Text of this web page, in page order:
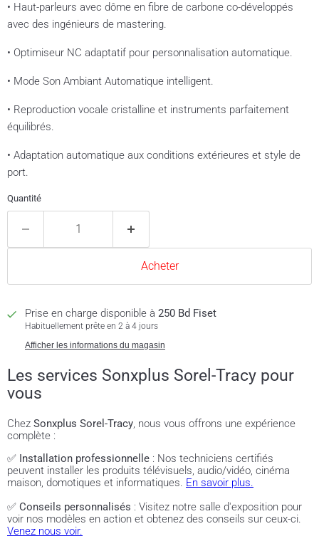
• Haut-parleurs avec dôme en fibre de carbone co-développés
avec des ingénieurs de mastering.
• Optimiseur NC adaptatif pour personnalisation automatique.
• Mode Son Ambiant Automatique intelligent.
• Reproduction vocale cristalline et instruments parfaitement
équilibrés.
• Adaptation automatique aux conditions extérieures et style de
port.
Quantité
Acheter
Prise en charge disponible à 250 Bd Fiset
Habituellement prête en 2 à 4 jours
Afficher les informations du magasin
Les services Sonxplus Sorel-Tracy pour
vous
Chez Sonxplus Sorel-Tracy, nous vous offrons une expérience
complète :
✅ Installation professionnelle : Nos techniciens certifiés
peuvent installer les produits télévisuels, audio/vidéo, cinéma
maison, domotiques et informatiques. En savoir plus.
✅ Conseils personnalisés : Visitez notre salle d'exposition pour
voir nos modèles en action et obtenez des conseils sur ceux-ci.
Venez nous voir.